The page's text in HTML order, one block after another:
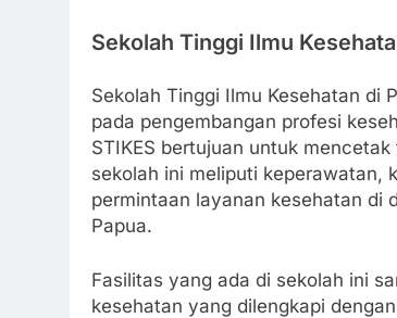
Sekolah Tinggi Ilmu
Sekolah Tinggi Ilmu Kesehatan di
pada pengembangan profesi
STIKES bertujuan untuk
sekolah ini meliputi keperawatan,
permintaan layanan kesehatan di
Papua.
Fasilitas yang ada di sekolah ini
kesehatan yang dilengkapi